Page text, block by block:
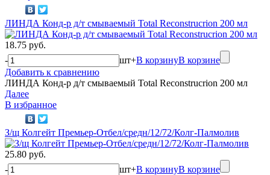
ЛИНДА Конд-р д/т смываемый Total Reconstrucrion 200 мл
18.75 руб.
-
шт+В корзинуВ корзине
Добавить к сравнению
ЛИНДА Конд-р д/т смываемый Total Reconstrucrion 200 мл
Далее
В избранное
З/щ Колгейт Премьер-Отбел/средн/12/72/Колг-Палмолив
25.80 руб.
-
шт+В корзинуВ корзине